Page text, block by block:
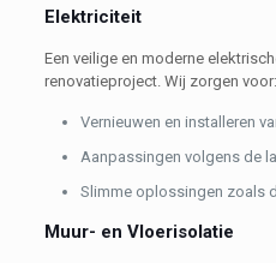
Elektriciteit
Een veilige en moderne
renovatieproject. Wij zorgen voor:
Vernieuwen en installeren
Aanpassingen volgens de
Slimme oplossingen zoals
Muur- en Vloerisolatie